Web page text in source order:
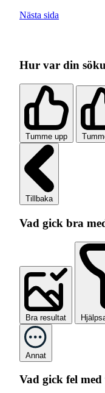
Nästa sida
Hur var din
Tumme upp
Tillbaka
Vad gick bra
Bra resultat
Annat
Vad gick fel